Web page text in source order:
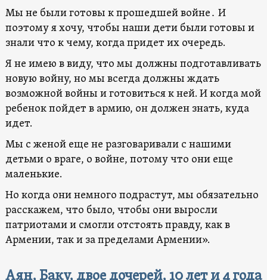
Мы не были готовы к прошедшей войне․ И
поэтому я хочу, чтобы наши дети были готовы и
знали что к чему, когда придет их очередь.
Я не имею в виду, что мы должны подготавливать
новую войну, но мы всегда должны ждать
возможной войны и готовиться к ней. И когда мой
ребенок пойдет в армию, он должен знать, куда
идет.
Мы с женой еще не разговаривали с нашими
детьми о враге, о войне, потому что они еще
маленькие.
Но когда они немного подрастут, мы обязательно
расскажем, что было, чтобы они выросли
патриотами и смогли отстоять правду, как в
Армении, так и за пределами Армении».
Аян, Баку, двое дочерей, 10 лет и 4 года